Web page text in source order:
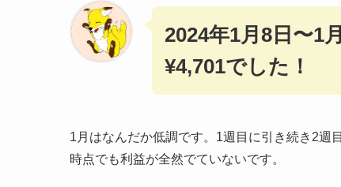
2024年1月8日〜1
¥4,701でした！
1月はなんだか低調です。1週目に引き続き2週
時点でも利益が全然でていないです。